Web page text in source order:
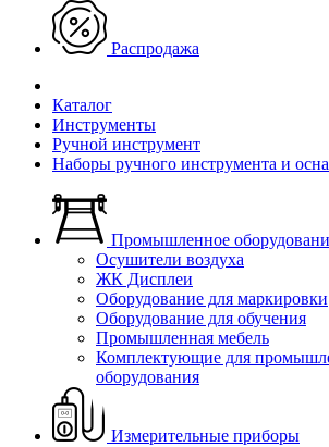
Распродажа
Каталог
Инструменты
Ручной инструмент
Наборы ручного инструмента и
Промышленное
Осушители воздуха
ЖК Дисплеи
Оборудование для маркировки
Оборудование для обучения
Промышленная мебель
Комплектующие для
оборудования
Измерительные приборы